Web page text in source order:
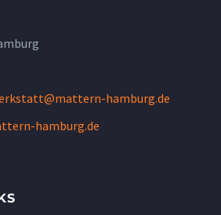
hamburg.de
hamburg.de